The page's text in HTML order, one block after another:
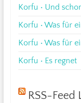
Korfu • Und
Korfu • Was für
Korfu • Was für
Korfu • Es regnet
RSS-Feed